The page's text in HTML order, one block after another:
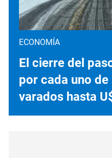
ECONOMÍA
El cierre del
por cada uno
varados hasta